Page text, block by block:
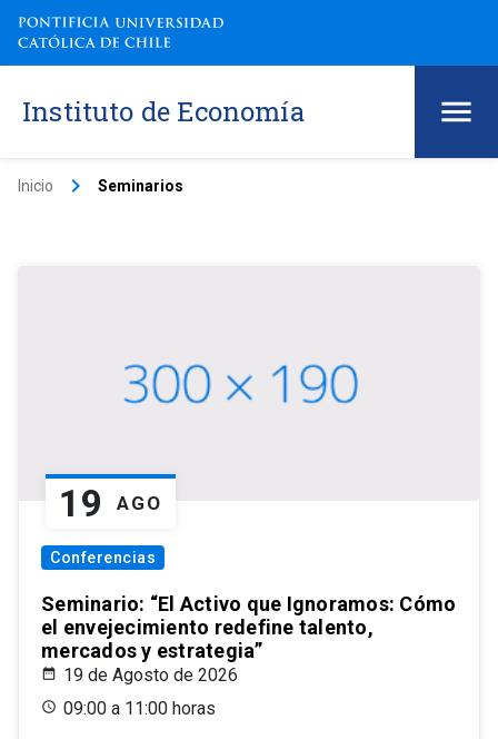
Instituto de Economía
Inicio keyboard_arrow_right Seminarios
19 AGO
Conferencias
Seminario: “El Activo que Ignoramos: Cómo
el envejecimiento redefine talento,
mercados y estrategia”
19 de Agosto de 2026
09:00 a 11:00 horas